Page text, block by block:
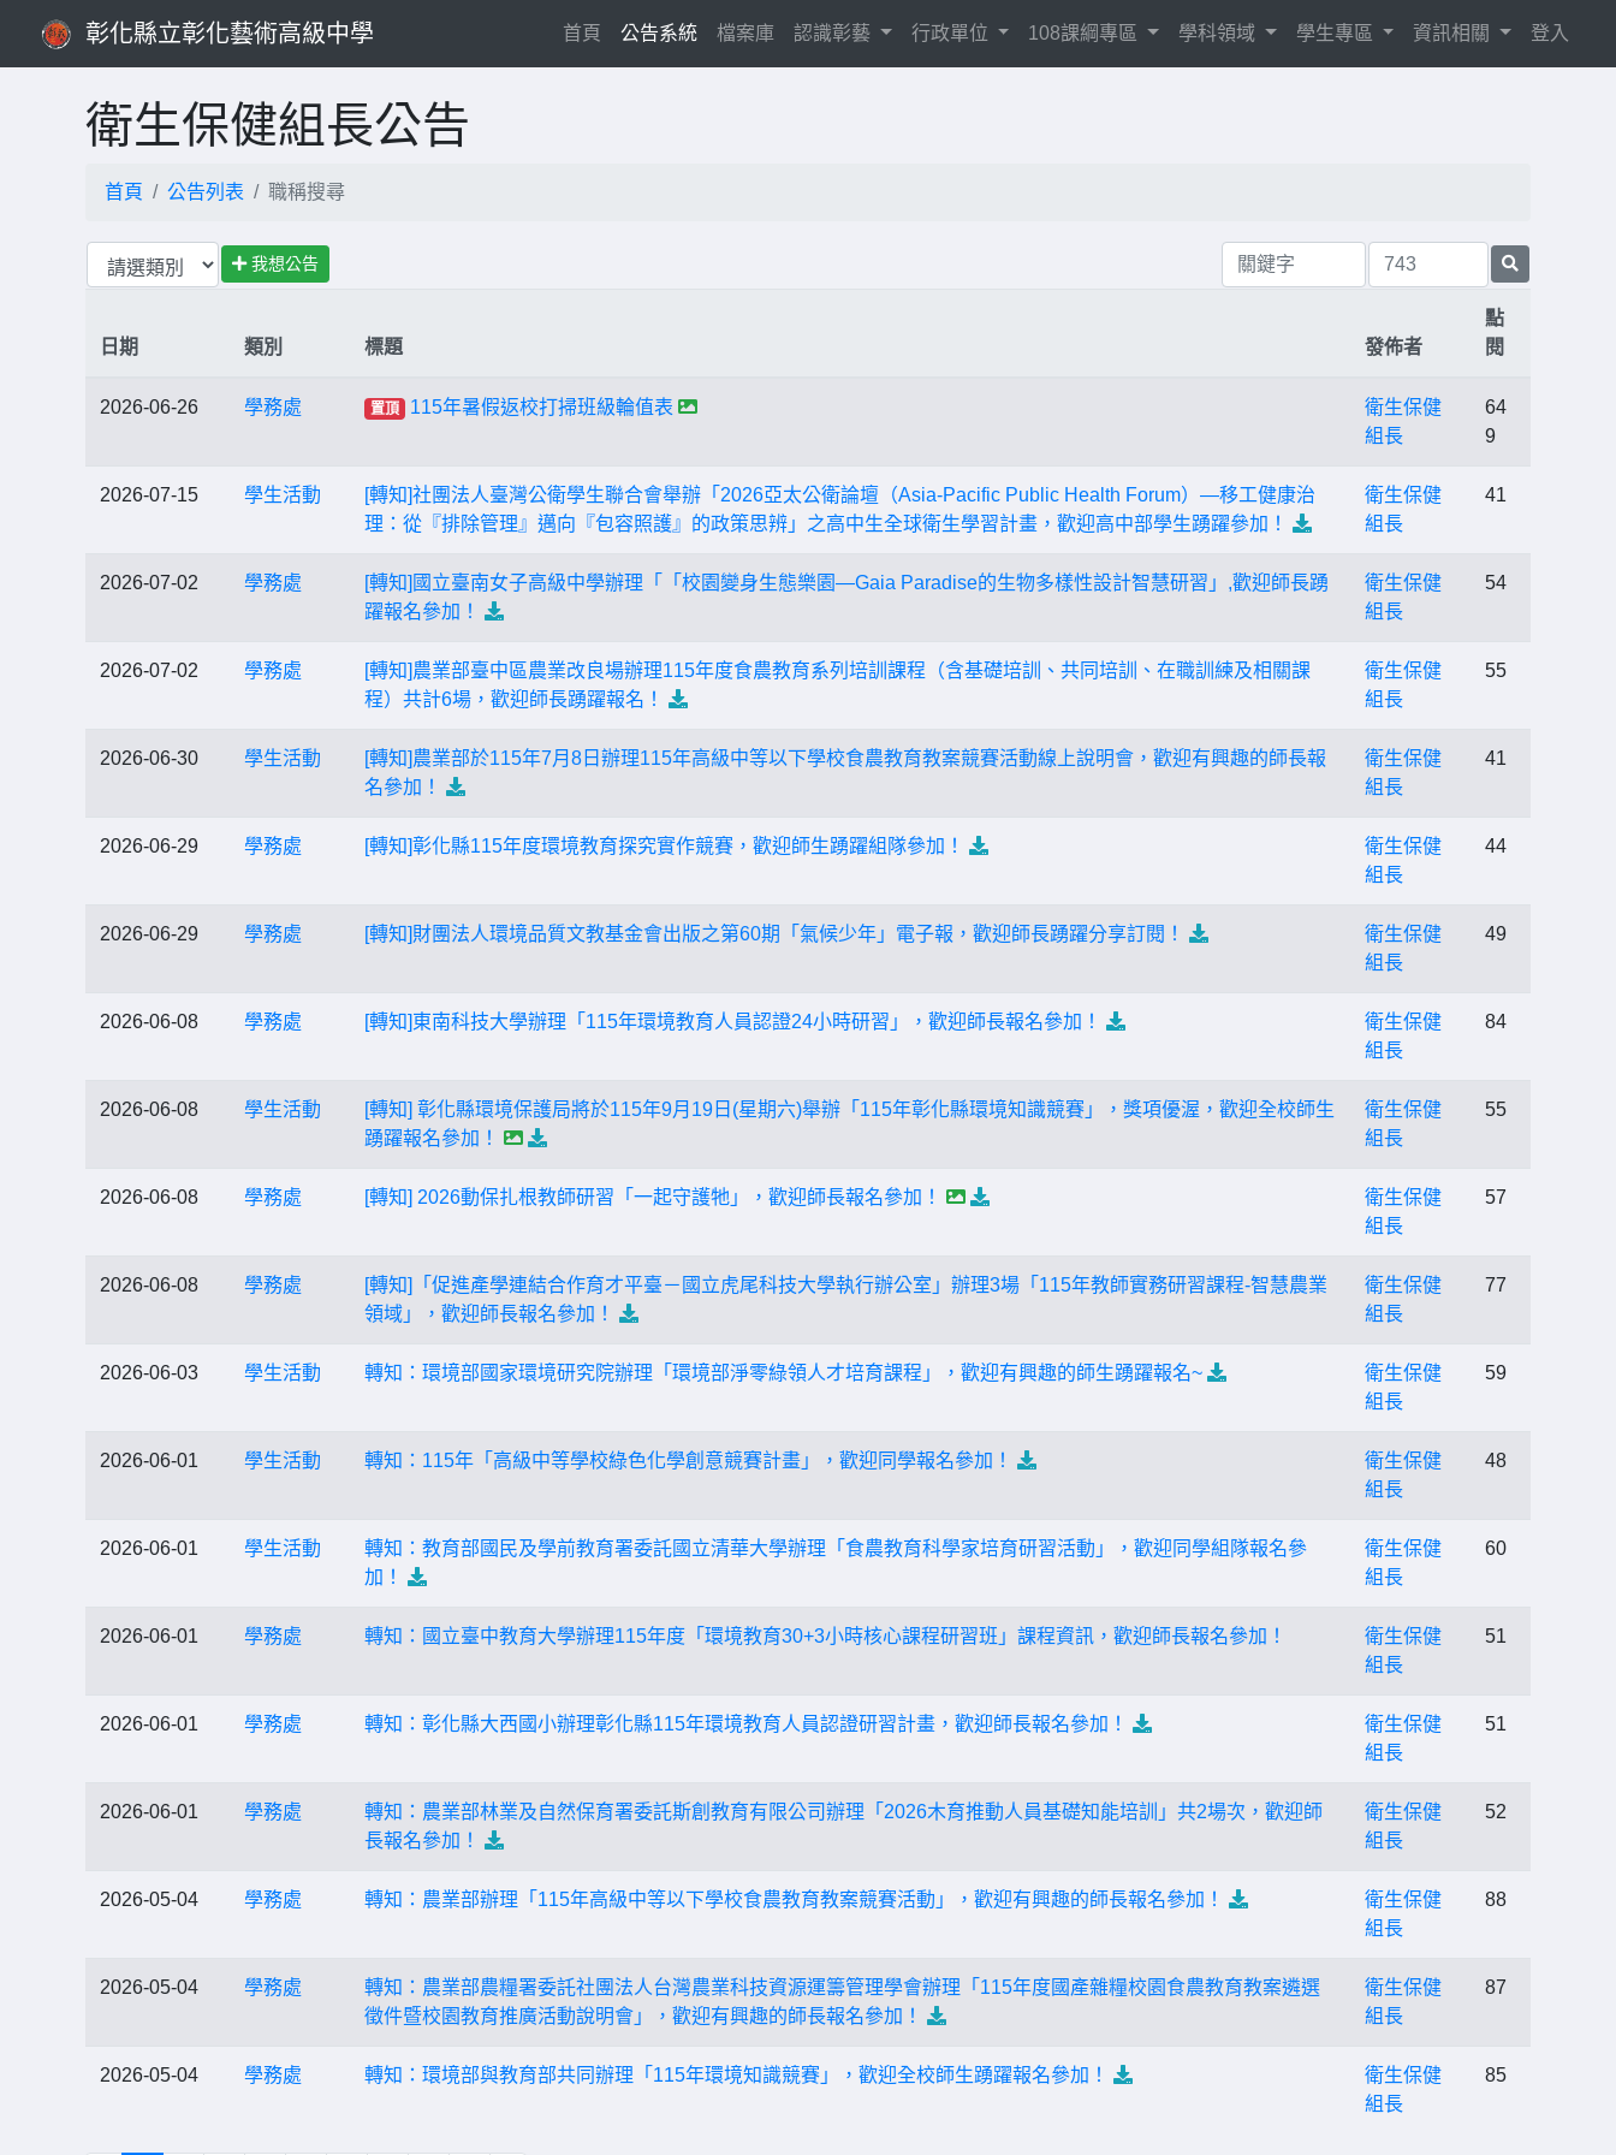
彰化縣立彰化藝術高級中學 首頁(current)
公告系統 檔案庫 認識彰藝 行政單位 108課綱專區 學科領域 學生專區 資訊相關 登入
衛生保健組長公告
首頁 公告列表 職稱搜尋
我想公告
日期 類別 標題 發佈者
點
閱
2026-06-26 學務處 置頂 115年暑假返校打掃班級輪值表
衛生保健
組長
64
9
2026-07-15 學生活動
[轉知]社團法人臺灣公衛學生聯合會舉辦「2026亞太公衛論壇（Asia-Pacific Public Health Forum）—移工健康治
理：從『排除管理』邁向『包容照護』的政策思辨」之高中生全球衛生學習計畫，歡迎高中部學生踴躍參加！
衛生保健
組長
41
2026-07-02 學務處
[轉知]國立臺南女子高級中學辦理「「校園變身生態樂園—Gaia Paradise的生物多樣性設計智慧研習」,歡迎師長踴
躍報名參加！
衛生保健
組長
54
2026-07-02 學務處
[轉知]農業部臺中區農業改良場辦理115年度食農教育系列培訓課程（含基礎培訓、共同培訓、在職訓練及相關課
程）共計6場，歡迎師長踴躍報名！
衛生保健
組長
55
2026-06-30 學生活動
[轉知]農業部於115年7月8日辦理115年高級中等以下學校食農教育教案競賽活動線上說明會，歡迎有興趣的師長報
名參加！
衛生保健
組長
41
2026-06-29 學務處 [轉知]彰化縣115年度環境教育探究實作競賽，歡迎師生踴躍組隊參加！
衛生保健
組長
44
2026-06-29 學務處 [轉知]財團法人環境品質文教基金會出版之第60期「氣候少年」電子報，歡迎師長踴躍分享訂閱！
衛生保健
組長
49
2026-06-08 學務處 [轉知]東南科技大學辦理「115年環境教育人員認證24小時研習」，歡迎師長報名參加！
衛生保健
組長
84
2026-06-08 學生活動
[轉知] 彰化縣環境保護局將於115年9月19日(星期六)舉辦「115年彰化縣環境知識競賽」，獎項優渥，歡迎全校師生
踴躍報名參加！
衛生保健
組長
55
2026-06-08 學務處 [轉知] 2026動保扎根教師研習「一起守護牠」，歡迎師長報名參加！
衛生保健
組長
57
2026-06-08 學務處
[轉知]「促進產學連結合作育才平臺－國立虎尾科技大學執行辦公室」辦理3場「115年教師實務研習課程-智慧農業
領域」，歡迎師長報名參加！
衛生保健
組長
77
2026-06-03 學生活動 轉知：環境部國家環境研究院辦理「環境部淨零綠領人才培育課程」，歡迎有興趣的師生踴躍報名~
衛生保健
組長
59
2026-06-01 學生活動 轉知：115年「高級中等學校綠色化學創意競賽計畫」，歡迎同學報名參加！
衛生保健
組長
48
2026-06-01 學生活動
轉知：教育部國民及學前教育署委託國立清華大學辦理「食農教育科學家培育研習活動」，歡迎同學組隊報名參
加！
衛生保健
組長
60
2026-06-01 學務處 轉知：國立臺中教育大學辦理115年度「環境教育30+3小時核心課程研習班」課程資訊，歡迎師長報名參加！
衛生保健
組長
51
2026-06-01 學務處 轉知：彰化縣大西國小辦理彰化縣115年環境教育人員認證研習計畫，歡迎師長報名參加！
衛生保健
組長
51
2026-06-01 學務處
轉知：農業部林業及自然保育署委託斯創教育有限公司辦理「2026木育推動人員基礎知能培訓」共2場次，歡迎師
長報名參加！
衛生保健
組長
52
2026-05-04 學務處 轉知：農業部辦理「115年高級中等以下學校食農教育教案競賽活動」，歡迎有興趣的師長報名參加！
衛生保健
組長
88
2026-05-04 學務處
轉知：農業部農糧署委託社團法人台灣農業科技資源運籌管理學會辦理「115年度國產雜糧校園食農教育教案遴選
徵件暨校園教育推廣活動說明會」，歡迎有興趣的師長報名參加！
衛生保健
組長
87
2026-05-04 學務處 轉知：環境部與教育部共同辦理「115年環境知識競賽」，歡迎全校師生踴躍報名參加！
衛生保健
組長
85